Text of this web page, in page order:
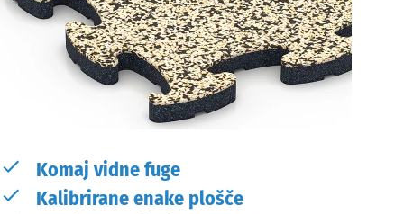
Komaj vidne fuge
Kalibrirane enake plošče